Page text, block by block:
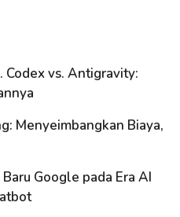
Codex vs. Antigravity:
Menyeimbangkan Biaya,
Google pada Era AI